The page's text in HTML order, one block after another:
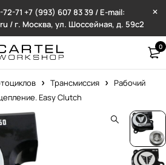
71 +7 (993) 607 83 39 / E-mail:
/ г. Москва, ул. Шоссейная, д. 59с2
0
Трансмиссия
Рабочий
Easy Clutch